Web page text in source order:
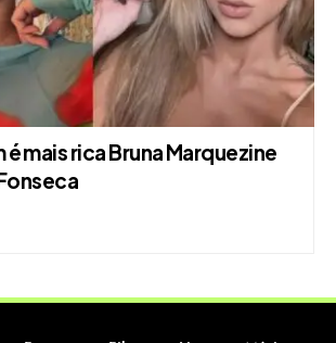
é mais rica Bruna Marquezine